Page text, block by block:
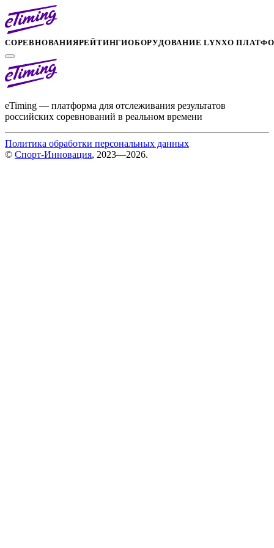
СОРЕВНОВАНИЯРЕЙТИНГИОБОРУДОВАНИЕ LYNXО
eTiming — платформа для отслеживания результатов
российских соревнований в реальном времени
Политика обработки персональных данных
© Спорт-Инновация, 2023—2026.